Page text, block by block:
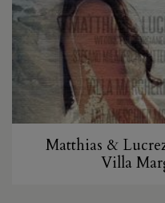
Matthias &
Villa